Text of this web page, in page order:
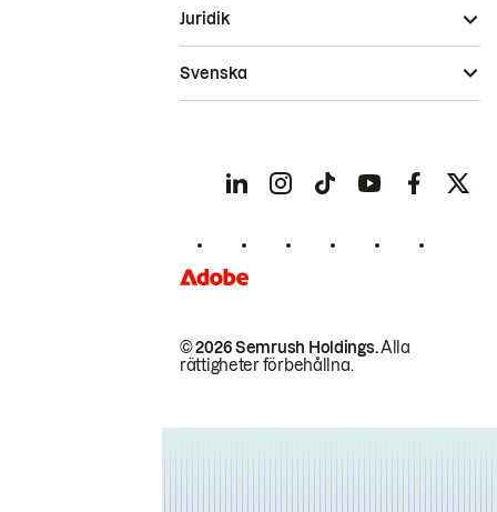
© 2026 Semrush Holdings.Alla
rättigheter förbehållna.
Juridik
Svenska